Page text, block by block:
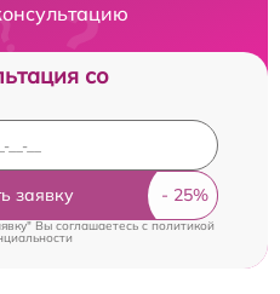
со
заявку
Вы соглашаетесь cполитикой